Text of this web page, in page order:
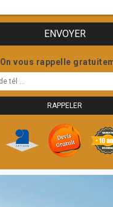
On vous rappelle